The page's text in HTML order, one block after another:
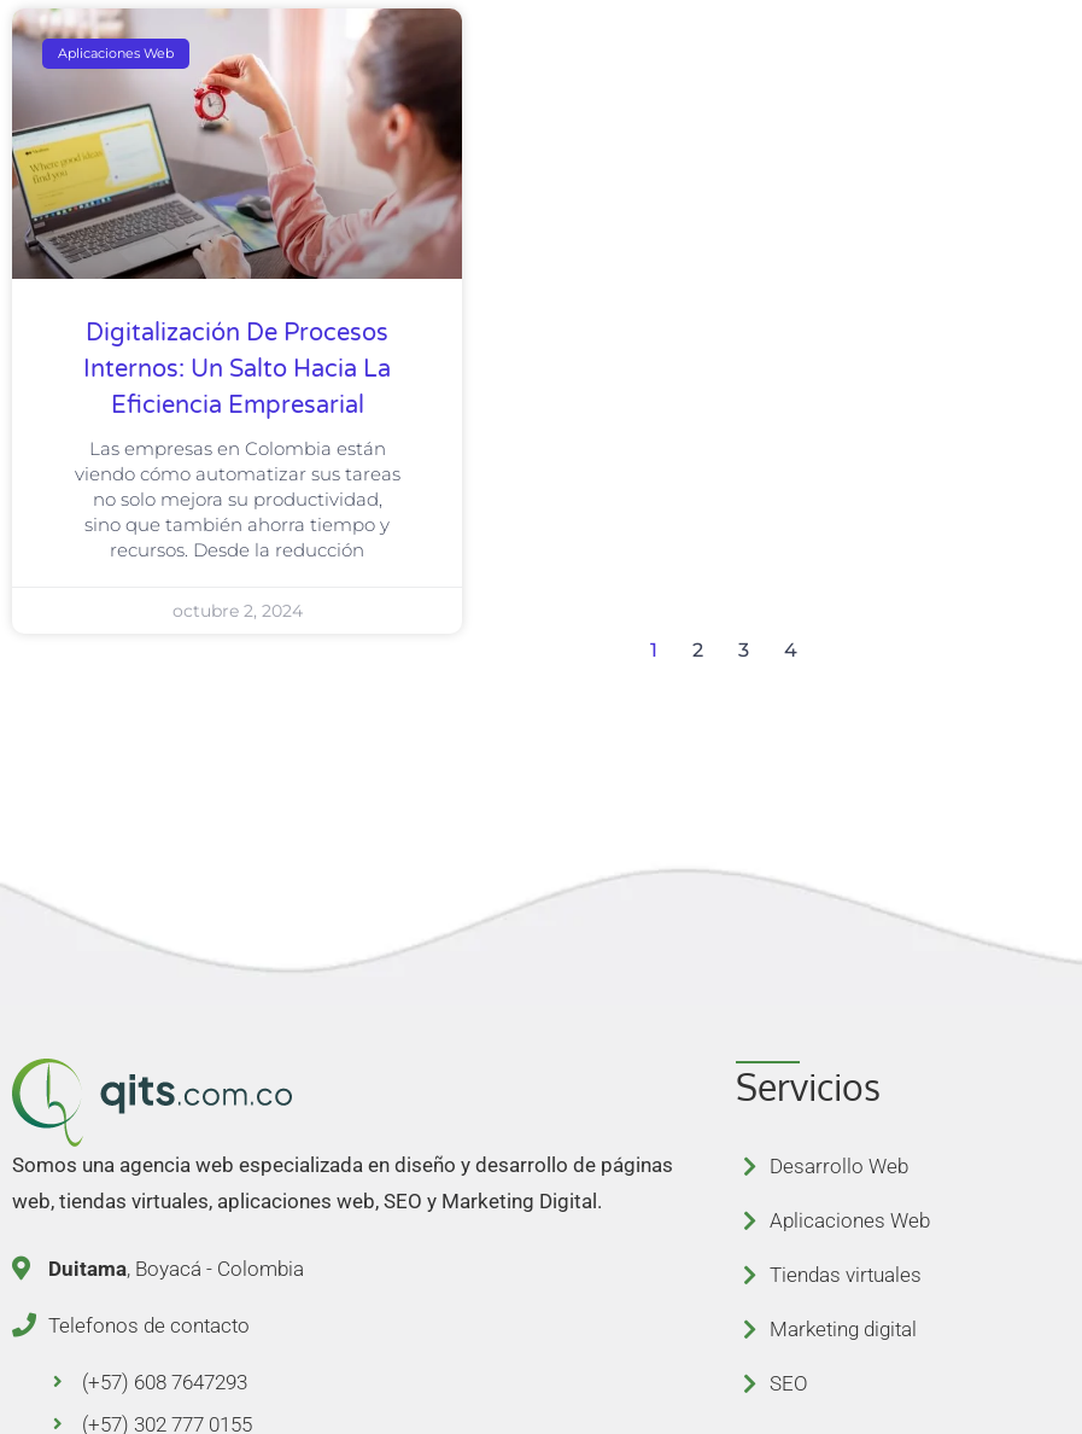
Aplicaciones Web
Digitalización De Procesos
Internos: Un Salto Hacia La
Eficiencia Empresarial
Las empresas en Colombia están
viendo cómo automatizar sus tareas
no solo mejora su productividad,
sino que también ahorra tiempo y
recursos. Desde la reducción
octubre 2, 2024
1 2 3 4
Somos una agencia web especializada en diseño y desarrollo de páginas
web, tiendas virtuales, aplicaciones web, SEO y Marketing Digital.
Duitama, Boyacá - Colombia
Telefonos de contacto
(+57) 608 7647293
(+57) 302 777 0155
Servicios
Desarrollo Web
Aplicaciones Web
Tiendas virtuales
Marketing digital
SEO